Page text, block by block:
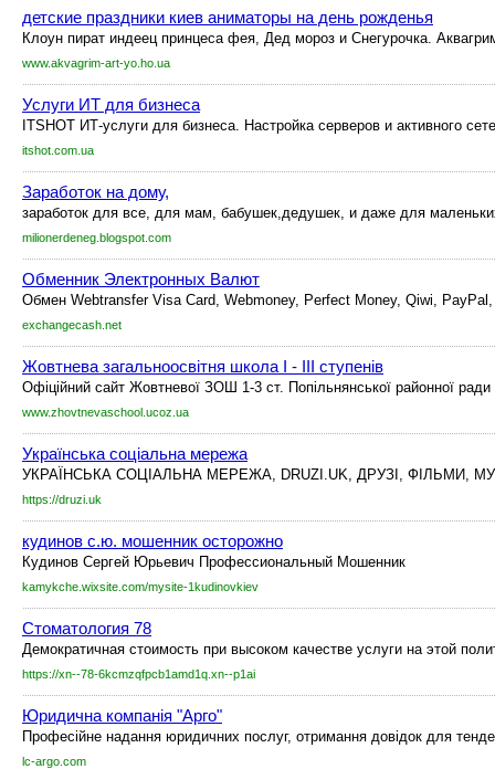
детские праздники киев аниматоры на день рожденья
Клоун пират индеец принцеса фея, Дед мороз и Снегурочка.
www.akvagrim-art-yo.ho.ua
Услуги ИТ для бизнеса
ITSHOT ИТ-услуги для бизнеса. Настройка серверов и активного
itshot.com.ua
Заработок на дому,
заработок для все, для мам, бабушек,дедушек, и даже для
milionerdeneg.blogspot.com
Обменник Электронных Валют
Обмен Webtransfer Visa Card, Webmoney, Perfect Money, Qiwi,
exchangecash.net
Жовтнева загальноосвітня школа І - ІІІ ступенів
Офіційний сайт Жовтневої ЗОШ 1-3 ст. Попільнянської районної
www.zhovtnevaschool.ucoz.ua
Українська соціальна мережа
УКРАЇНСЬКА СОЦІАЛЬНА МЕРЕЖА, DRUZI.UK, ДРУЗІ, ФІЛЬМИ,
https://druzi.uk
кудинов с.ю. мошенник осторожно
Кудинов Сергей Юрьевич Профессиональный Мошенник
kamykche.wixsite.com/mysite-1kudinovkiev
Стоматология 78
Демократичная стоимость при высоком качестве услуги на этой
https://xn--78-6kcmzqfpcb1amd1q.xn--p1ai
Юридична компанія "Арго"
Професійне надання юридичних послуг, отримання довідок для
lc-argo.com